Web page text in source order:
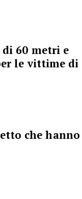
60 metri e
le vittime di
che hanno